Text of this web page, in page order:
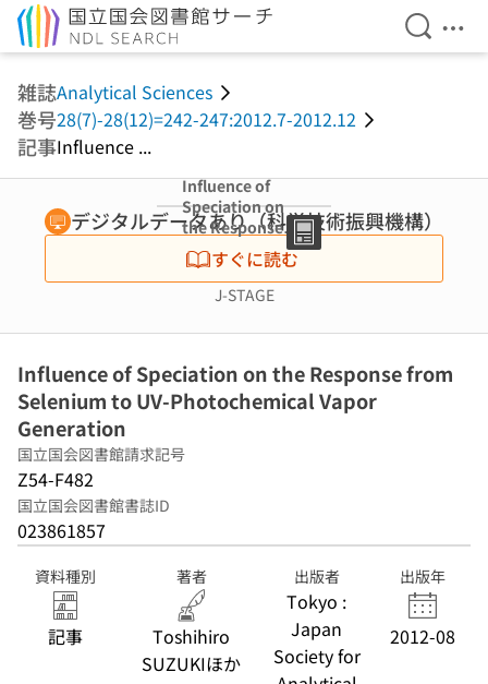
検索を
メ
雑誌Analytical Sciences
巻号28(7)-28(12)=242-247:2012.7-2012.12
記事Influence ...
Influence of
Speciation on
the Response
from Selenium
to UV-
Photochemical
Vapor
Generation
デジタルデータあり（科学技術振興機構）
すぐに読む
J-STAGE
Influence of Speciation on the Response from
Selenium to UV-Photochemical Vapor
Generation
国立国会図書館請求記号
Z54-F482
国立国会図書館書誌ID
023861857
資料種別
記事
著者
Toshihiro
SUZUKIほか
出版者
Tokyo :
Japan
Society for
出版年
2012-08